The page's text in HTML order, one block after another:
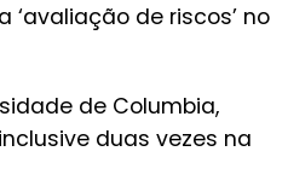
de riscos’ no
de Columbia,
duas vezes na